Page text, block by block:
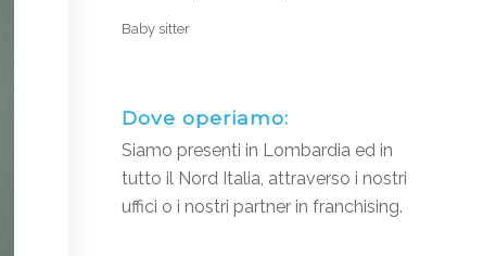
Baby sitter
Dove operiamo:
Siamo presenti in Lombardia ed in
tutto il Nord Italia, attraverso i nostri
uffici o i nostri partner in franchising.